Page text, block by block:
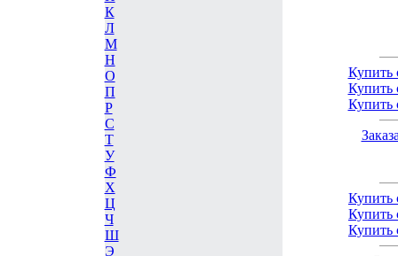
К
Л
М
Н
О
П
Р
С
Т
У
Ф
Х
Ц
Ч
Ш
Э
Купить
Купить
Купить
Купить
Купить
Купить